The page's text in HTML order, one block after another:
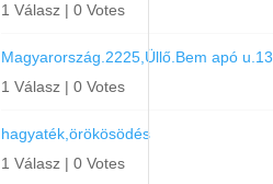
1 Válasz | 0 Votes
Magyarország.2225,Üllő.Bem apó u.13.
1 Válasz | 0 Votes
hagyaték,örökösödés
1 Válasz | 0 Votes